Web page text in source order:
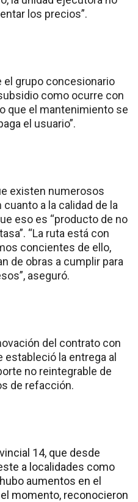
los precios”.
grupo concesionario
como ocurre con
que el mantenimiento se
el usuario”.
existen numerosos
a la calidad de la
eso es “producto de no
“La ruta está con
concientes de ello,
de obras a cumplir para
aseguró.
del contrato con
la entrega al
no reintegrable de
de refacción.
14, que desde
a localidades como
aumentos en el
momento, reconocieron